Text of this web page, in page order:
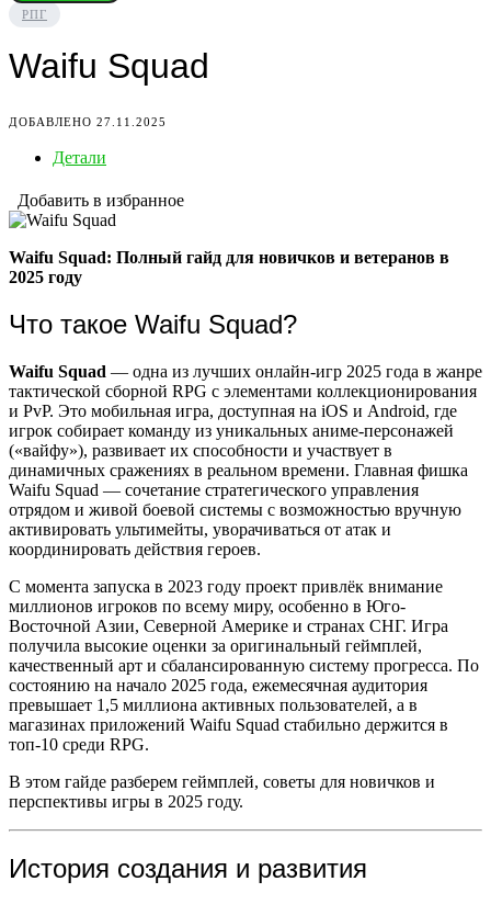
РПГ
Waifu Squad
ДОБАВЛЕНО 27.11.2025
Детали
Добавить в избранное
Waifu Squad: Полный гайд для новичков и ветеранов в
2025 году
Что такое Waifu Squad?
Waifu Squad — одна из лучших онлайн-игр 2025 года в жанре
тактической сборной RPG с элементами коллекционирования
и PvP. Это мобильная игра, доступная на iOS и Android, где
игрок собирает команду из уникальных аниме-персонажей
(«вайфу»), развивает их способности и участвует в
динамичных сражениях в реальном времени. Главная фишка
Waifu Squad — сочетание стратегического управления
отрядом и живой боевой системы с возможностью вручную
активировать ультимейты, уворачиваться от атак и
координировать действия героев.
С момента запуска в 2023 году проект привлёк внимание
миллионов игроков по всему миру, особенно в Юго-
Восточной Азии, Северной Америке и странах СНГ. Игра
получила высокие оценки за оригинальный геймплей,
качественный арт и сбалансированную систему прогресса. По
состоянию на начало 2025 года, ежемесячная аудитория
превышает 1,5 миллиона активных пользователей, а в
магазинах приложений Waifu Squad стабильно держится в
топ-10 среди RPG.
В этом гайде разберем геймплей, советы для новичков и
перспективы игры в 2025 году.
История создания и развития